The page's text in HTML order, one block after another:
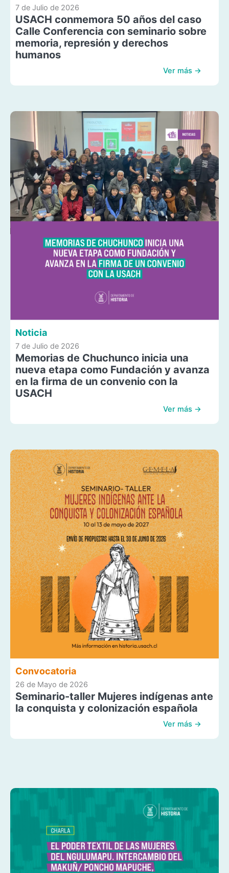
7 de Julio de 2026
USACH conmemora 50 años del caso
Calle Conferencia con seminario sobre
memoria, represión y derechos
humanos
Ver más →
Noticia
7 de Julio de 2026
Memorias de Chuchunco inicia una
nueva etapa como Fundación y avanza
en la firma de un convenio con la
USACH
Ver más →
Convocatoria
26 de Mayo de 2026
Seminario-taller Mujeres indígenas ante
la conquista y colonización española
Ver más →